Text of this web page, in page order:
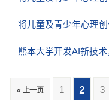
« 上一页 1 2 3